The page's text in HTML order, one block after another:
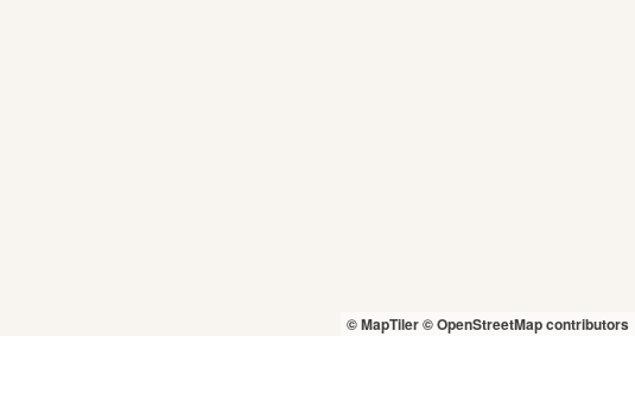
© MapTiler© OpenStreetMap contributors